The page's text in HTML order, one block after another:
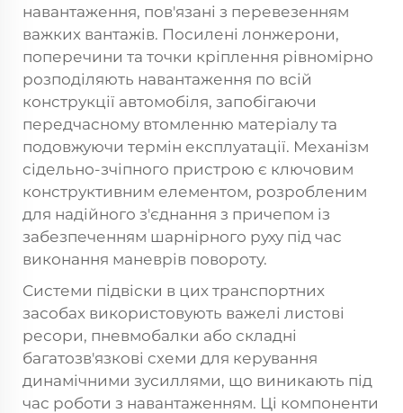
навантаження, пов'язані з перевезенням
важких вантажів. Посилені лонжерони,
поперечини та точки кріплення рівномірно
розподіляють навантаження по всій
конструкції автомобіля, запобігаючи
передчасному втомленню матеріалу та
подовжуючи термін експлуатації. Механізм
сідельно-зчіпного пристрою є ключовим
конструктивним елементом, розробленим
для надійного з'єднання з причепом із
забезпеченням шарнірного руху під час
виконання маневрів повороту.
Системи підвіски в цих транспортних
засобах використовують важелі листові
ресори, пневмобалки або складні
багатозв'язкові схеми для керування
динамічними зусиллями, що виникають під
час роботи з навантаженням. Ці компоненти